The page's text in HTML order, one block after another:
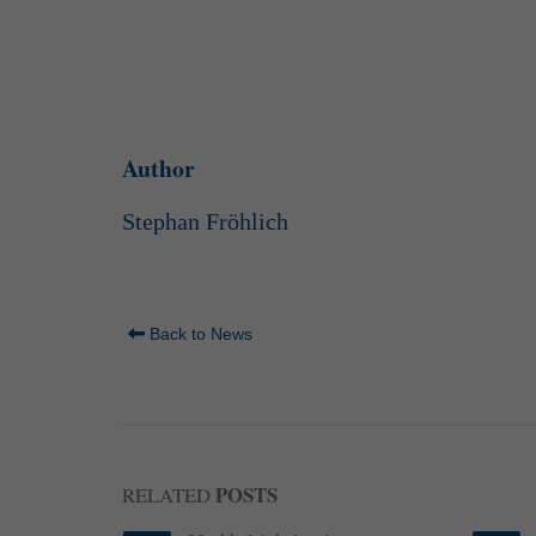
Author
Stephan Fröhlich
Back to News
RELATED POSTS